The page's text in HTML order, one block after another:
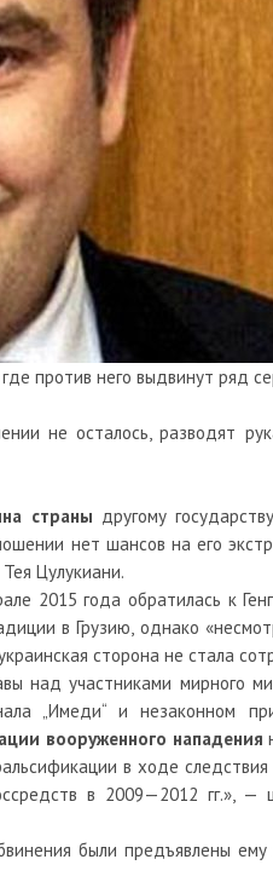
против него выдвинут ряд
не осталось, разводят
страны другому
нет шансов на его
Цулукиани.
2015 года обратилась к
в Грузию, однако
сторона не стала
над участниками мирного
„Имеди“ и незаконном
вооруженного нападения
в ходе
в 2009—2012 гг.», —
были предъявлены ему